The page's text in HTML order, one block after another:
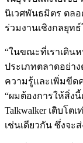
นิเวศพันธมิตร ตล
ร่วมงานเชิงกลยุท
“ในขณะที่เราเดิน
ประเภทตลาดอย่าง
ความรู้และเพิ่มขีด
“ผมต้องการให้สิ่ง
Talkwalker เติบโต
เช่นเดียวกัน ซึ่งจะ